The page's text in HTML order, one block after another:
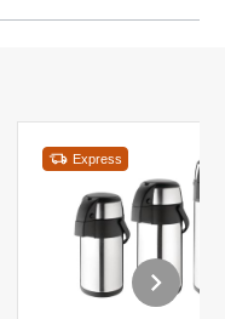
Express